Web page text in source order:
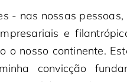
- nas nossas pessoas,
e
nosso continente.
convicção